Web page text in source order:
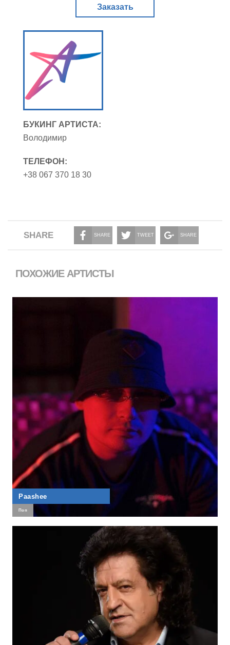
Заказать
БУКИНГ АРТИСТА:
Володимир
ТЕЛЕФОН:
+38 067 370 18 30
SHARE SHARE TWEET SHARE
ПОХОЖИЕ АРТИСТЫ
Paashee
Поп